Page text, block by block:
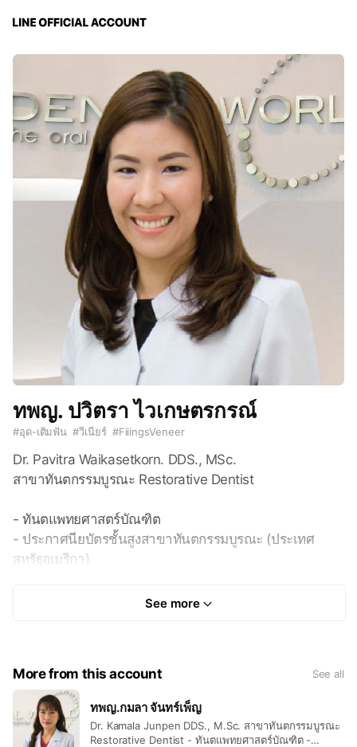
ทพญ. ปวิตรา ไวเกษตรกรณ์
#อุด-เติมฟัน #วีเนียร์ #FiiingsVeneer
Dr. Pavitra Waikasetkorn. DDS., MSc.
สาขาทันตกรรมบูรณะ Restorative Dentist
- ทันตแพทยศาสตร์บัณฑิต
- ประกาศนียบัตรชั้นสูงสาขาทันตกรรมบูรณะ (ประเทศ
สหรัฐอเมริกา)
(University of Michigan, Ann Arbor, USA)
- Certificate in Restorative Dentistry (University of
Michigan, Ann Arbor, USA)
See more
More from this account See all
ทพญ.กมลา จันทร์เพ็ญ
Dr. Kamala Junpen DDS., M.Sc. สาขาทันตกรรมบูรณะ
Restorative Dentist - ทันตแพทยศาสตร์บัณฑิต -